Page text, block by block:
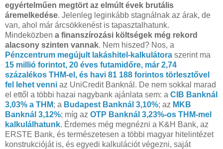
egyértelműen megtört az elmúlt évek brutális
áremelkedése. Jelenleg leginkább stagnálnak az árak, de
van, ahol már árcsökkenést is tapasztalhatunk.
Mindeközben a finanszírozási költségek még rekord
alacsony szinten vannak. Nem hiszed? Nos, a
Pénzcentrum megújult lakáshitel-kalkulátora szerint ma
15 millió forintot, 20 éves futamidőre, már 2,74
százalékos THM-el, és havi 81 188 forintos törlesztővel
fel lehet venni az UniCredit Banknál. De nem sokkal marad
el ettől a többi hazai nagybank ajánlata sem: a CIB Banknál
3,03% a THM; a Budapest Banknál 3,10%; az MKB
Banknál 3,12%; míg az OTP Banknál 3,23%-os THM-mel
kalkulálhatunk. Érdemes még megnézni a K&H Bank, az
ERSTE Bank, és természetesen a többi magyar hitelintézet
konstrukcióját is, és egyedi kalkulációt végezni, saját